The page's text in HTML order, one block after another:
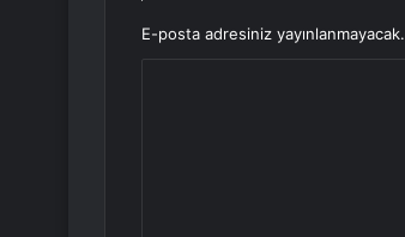
E-posta adresiniz yayınlanmayacak.